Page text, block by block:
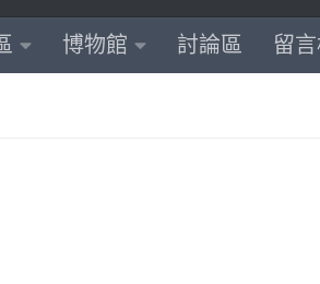
博物館 討論區 留